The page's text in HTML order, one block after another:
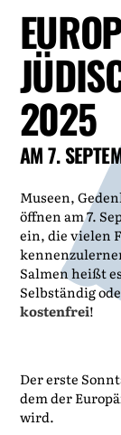
2025
AM 7.
Museen,
öffnen am 7.
ein, die vielen
Salmen heißt
Selbständig
kostenfrei!
Der erste
dem der
wird.